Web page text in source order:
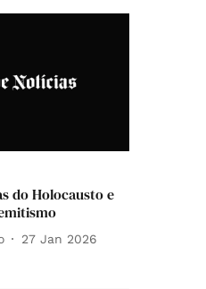
do Holocausto e
27 Jan 2026